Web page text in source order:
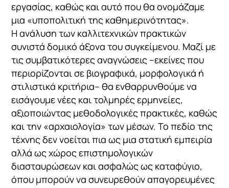
εργασίας, καθώς και αυτό που θα ονομάζαμε
μια «υποπολιτική της καθημερινότητας».
Η ανάλυση των καλλιτεχνικών πρακτικών
συνιστά δομικό άξονα του συγκείμενου. Μαζί με
τις συμβατικότερες αναγνώσεις –εκείνες που
περιορίζονται σε βιογραφικά, μορφολογικά ή
στιλιστικά κριτήρια– θα ενθαρρυνθούμε να
εισάγουμε νέες και τολμηρές ερμηνείες,
αξιοποιώντας μεθοδολογικές πρακτικές, καθώς
και την «αρχαιολογία» των μέσων. Το πεδίο της
τέχνης δεν νοείται πια ως μια στατική εμπειρία
αλλά ως χώρος επιστημολογικών
διασταυρώσεων και ασφαλώς ως καταφύγιο,
όπου μπορούν να συνευρεθούν απαγορευμένες